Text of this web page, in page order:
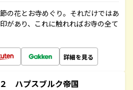
の花とお寺めぐり。それだけではあ
があり、これに触れればお寺の全て
詳細を見る
ハプスブルク帝国